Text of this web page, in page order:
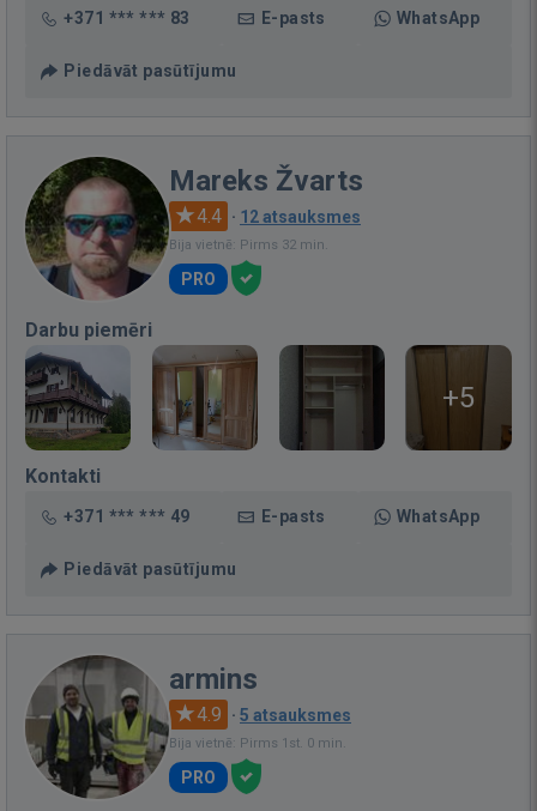
+371 *** *** 83 E-pasts WhatsApp
Piedāvāt pasūtījumu
Mareks Žvarts
4.4 · 12 atsauksmes
Bija vietnē: Pirms 32 min.
PRO
Darbu piemēri
+5
Kontakti
+371 *** *** 49 E-pasts WhatsApp
Piedāvāt pasūtījumu
armins
4.9 · 5 atsauksmes
Bija vietnē: Pirms 1st. 0 min.
PRO